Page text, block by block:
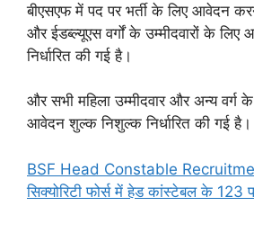
बीएसएफ में पद पर भर्ती के लिए आवेदन
और ईडब्ल्यूएस वर्गों के उम्मीदवारों के
निर्धारित की गई है।
और सभी महिला उम्मीदवार और अन्य वर्ग के
आवेदन शुल्क निशुल्क निर्धारित की गई है।
BSF Head Constable
सिक्योरिटी फोर्स में हेड कांस्टेबल के 123